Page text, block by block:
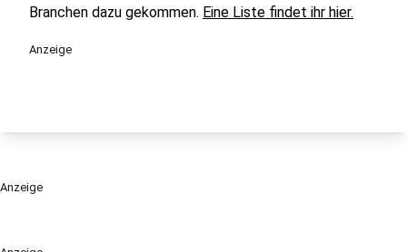
Branchen dazu gekommen. Eine Liste findet ihr hier.
Anzeige
Anzeige